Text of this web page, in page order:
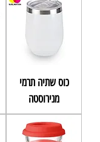
כוס שתיה תרמי
מנירוסטה